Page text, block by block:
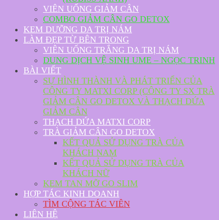
VIÊN UỐNG GIẢM CÂN
COMBO GIẢM CÂN GO DETOX
KEM DƯỠNG DA TRỊ NÁM
LÀM ĐẸP TỪ BÊN TRONG
VIÊN UỐNG TRẮNG DA TRỊ NÁM
DUNG DỊCH VỆ SINH UME – NGỌC TRINH
BÀI VIẾT
SỰ HÌNH THÀNH VÀ PHÁT TRIỂN CỦA
CÔNG TY MATXI CORP (CÔNG TY SX TRÀ
GIẢM CÂN GO DETOX VÀ THẠCH DỨA
GIẢM CÂN
THẠCH DỨA MATXI CORP
TRÀ GIẢM CÂN GO DETOX
KẾT QUẢ SỬ DỤNG TRÀ CỦA
KHÁCH NAM
KẾT QUẢ SỬ DỤNG TRÀ CỦA
KHÁCH NỮ
KEM TAN MỠ GO SLIM
HỢP TÁC KINH DOANH
TÌM CỘNG TÁC VIÊN
LIÊN HỆ